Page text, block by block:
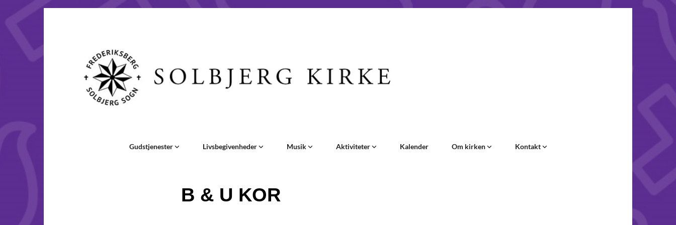
Gudstjenester Livsbegivenheder Musik Aktiviteter Kalender Om kirken Kontakt
B & U KOR